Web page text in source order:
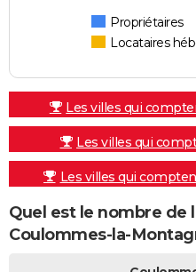
Propriétaires
Locataires
Les villes qui
Les villes qui
Les villes qui
Quel est le nombre de
Coulommes-la-